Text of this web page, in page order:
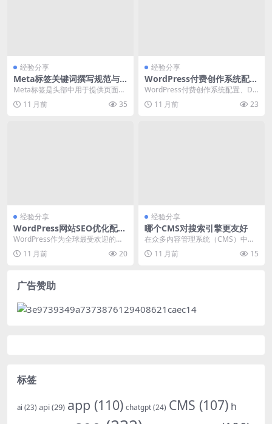
经验分享
Meta标签关键词撰写规范与
禁忌
Meta标签是头部中用于提供页面元
数据的标签，其中“标签被用于定义
页...11 月前 35
经验分享
WordPress付费创作系统配置
与DeepSeek集成实战指南
WordPress付费创作系统配置、De
epSeek集成、豆包AI接入、Gemi...
11 月前 23
经验分享
WordPress网站SEO优化配置
与SEO分析工具使用教程
WordPress作为全球最受欢迎的内
容管理系统之一，其seo优化能力备
受关注。...
11 月前 20
经验分享
哪个CMS对搜索引擎更友好
在众多内容管理系统（CMS）中，
选择一个对搜索引擎（seo）友好的
平台是提升网站...
11 月前 15
广告赞助
标签
ai (23) api(29) app (110) chatgpt(24) CMS (107) h